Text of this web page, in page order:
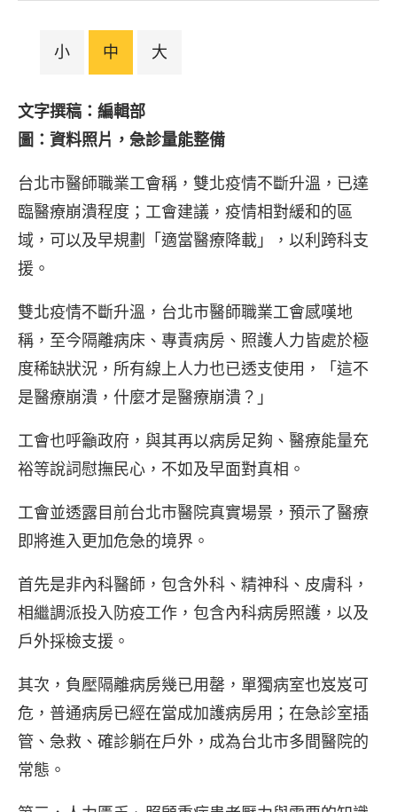
小 中 大
文字撰稿：編輯部
圖：資料照片，急診量能整備
台北市醫師職業工會稱，雙北疫情不斷升溫，已達
臨醫療崩潰程度；工會建議，疫情相對緩和的區
域，可以及早規劃「適當醫療降載」，以利跨科支
援。
雙北疫情不斷升溫，台北市醫師職業工會感嘆地
稱，至今隔離病床、專責病房、照護人力皆處於極
度稀缺狀況，所有線上人力也已透支使用，「這不
是醫療崩潰，什麼才是醫療崩潰？」
工會也呼籲政府，與其再以病房足夠、醫療能量充
裕等說詞慰撫民心，不如及早面對真相。
工會並透露目前台北市醫院真實場景，預示了醫療
即將進入更加危急的境界。
首先是非內科醫師，包含外科、精神科、皮膚科，
相繼調派投入防疫工作，包含內科病房照護，以及
戶外採檢支援。
其次，負壓隔離病房幾已用罄，單獨病室也岌岌可
危，普通病房已經在當成加護病房用；在急診室插
管、急救、確診躺在戶外，成為台北市多間醫院的
常態。